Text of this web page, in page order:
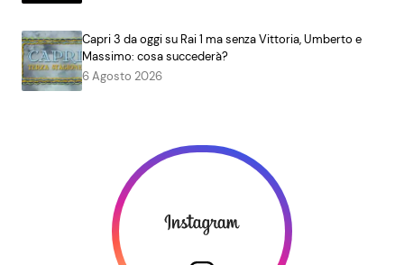
Capri 3 da oggi su Rai 1 ma senza Vittoria, Umberto e
Massimo: cosa succederà?
6 Agosto 2026